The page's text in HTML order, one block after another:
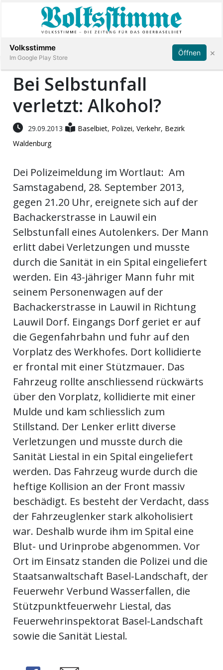
Immobilien
Veranstaltungen
E-
App
Fussball
Abonnieren Anmelden
Bei Selbstunfall
verletzt: Alkohol?
29.09.2013 Baselbiet, Polizei,Verkehr, Bezirk
Waldenburg
Dei Polizeimeldung im Wortlaut: Am
Samstagabend, 28. September 2013,
gegen 21.20 Uhr, ereignete sich auf der
Bachackerstrasse in Lauwil ein
Selbstunfall eines Autolenkers. Der Mann
erlitt dabei Verletzungen und musste
durch die Sanität in ein Spital eingeliefert
werden. Ein 43-jähriger Mann fuhr mit
seinem Personenwagen auf der
Bachackerstrasse in Lauwil in Richtung
Lauwil Dorf. Eingangs Dorf geriet er auf
die Gegenfahrbahn und fuhr auf den
Vorplatz des Werkhofes. Dort kollidierte
er frontal mit einer Stützmauer. Das
Fahrzeug rollte anschliessend rückwärts
über den Vorplatz, kollidierte mit einer
Mulde und kam schliesslich zum
Stillstand. Der Lenker erlitt diverse
Verletzungen und musste durch die
Sanität Liestal in ein Spital eingeliefert
werden. Das Fahrzeug wurde durch die
heftige Kollision an der Front massiv
beschädigt. Es besteht der Verdacht, dass
der Fahrzeuglenker stark alkoholisiert
war. Deshalb wurde ihm im Spital eine
Blut- und Urinprobe abgenommen. Vor
Ort im Einsatz standen die Polizei und die
Staatsanwaltschaft Basel-Landschaft, der
Feuerwehr Verbund Wasserfallen, die
Stützpunktfeuerwehr Liestal, das
Feuerwehrinspektorat Basel-Landschaft
sowie die Sanität Liestal.
Volksstimme
Im Google Play Store
Öffnen ×